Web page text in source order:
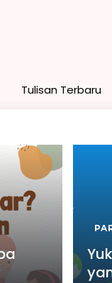
Tulisan Terbaru